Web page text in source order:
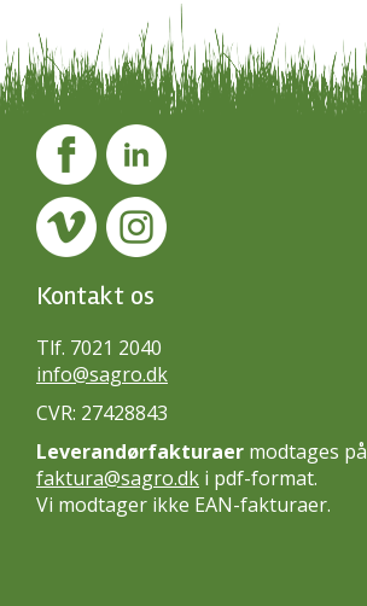
Kontakt os
Tlf. 7021 2040
info@sagro.dk
CVR: 27428843
Leverandørfakturaer modtages på
faktura@sagro.dk i pdf-format.
Vi modtager ikke EAN-fakturaer.